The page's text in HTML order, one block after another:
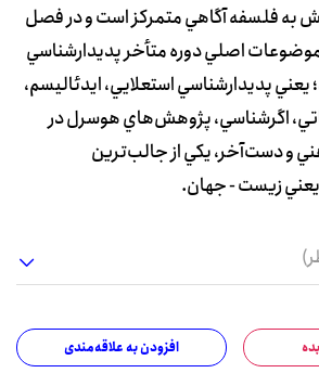
به فلسفه آگاهي متمرکز است و در فصل
اصلي دوره متأخر پديدارشناسي
پديدارشناسي استعلايي، ايدئاليسم،
اگرشناسي، پژوهش‌هاي هوسرل در
و دست‌آخر، يکي از جالب‌ترين
زيست - جهان.
افزودن به علاقه‌مندی